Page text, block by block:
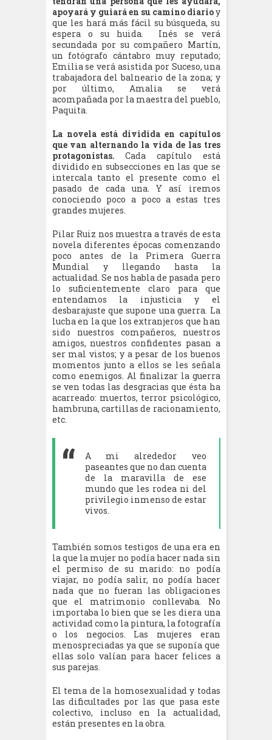
apoyará y guiará en su camino diarioy
que les hará más fácil su búsqueda, su
espera o su huida. Inés se verá
secundada por su compañero Martín,
un fotógrafo cántabro muy reputado;
Emilia se verá asistida por Suceso, una
trabajadora del balneario de la zona; y
por último, Amalia se verá
acompañada por la maestra del pueblo,
Paquita.
La novela está dividida en capítulos
que van alternando la vida de las tres
protagonistas. Cada capítulo está
dividido en subsecciones en las que se
intercala tanto el presente como el
pasado de cada una. Y así iremos
conociendo poco a poco a estas tres
grandes mujeres.
Pilar Ruiz nos muestra a través de esta
novela diferentes épocas comenzando
poco antes de la Primera Guerra
Mundial y llegando hasta la
actualidad. Se nos habla de pasada pero
lo suficientemente claro para que
entendamos la injusticia y el
desbarajuste que supone una guerra. La
lucha en la que los extranjeros que han
sido nuestros compañeros, nuestros
amigos, nuestros confidentes pasan a
ser mal vistos; y a pesar de los buenos
momentos junto a ellos se les señala
como enemigos. Al finalizar la guerra
se ven todas las desgracias que ésta ha
acarreado: muertos, terror psicológico,
hambruna, cartillas de racionamiento,
etc.
A mi alrededor veo
paseantes que no dan cuenta
de la maravilla de ese
mundo que les rodea ni del
privilegio inmenso de estar
vivos.
También somos testigos de una era en
la que la mujer no podía hacer nada sin
el permiso de su marido: no podía
viajar, no podía salir, no podía hacer
nada que no fueran las obligaciones
que el matrimonio conllevaba. No
importaba lo bien que se les diera una
actividad como la pintura, la fotografía
o los negocios. Las mujeres eran
menospreciadas ya que se suponía que
ellas solo valían para hacer felices a
sus parejas.
El tema de la homosexualidad y todas
las dificultades por las que pasa este
colectivo, incluso en la actualidad,
están presentes en la obra.